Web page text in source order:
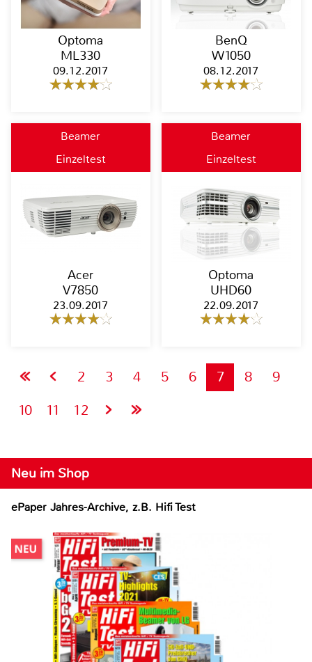
Optoma
ML330
09.12.2017
BenQ
W1050
08.12.2017
Beamer
Einzeltest
Acer
V7850
23.09.2017
Beamer
Einzeltest
Optoma
UHD60
22.09.2017
2 3 4 5 6 7 8
9
10
11 12
Neu im Shop
ePaper Jahres-Archive, z.B. Hifi Test